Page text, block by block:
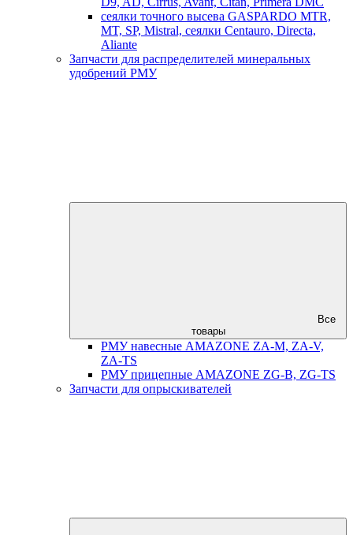
сеялки точного высева GASPARDO MTR,
MT, SP, Mistral, сеялки Centauro, Directa,
Aliante
Запчасти для распределителей минеральных
удобрений РМУ
Все
товары
РМУ навесные AMAZONE ZA-M, ZA-V,
ZA-TS
РМУ прицепные AMAZONE ZG-B, ZG-TS
Запчасти для опрыскивателей